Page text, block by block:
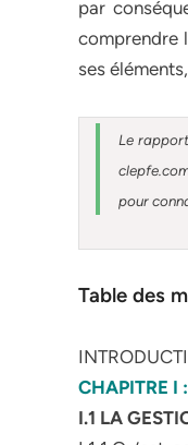
par
comprendre
ses
Le
pour
Table des
CHAPITRE I
I.1 LA